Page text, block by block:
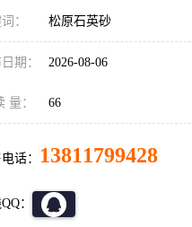
： 松原石英砂
期： 2026-08-06
量： 66
话： 13811799428
：